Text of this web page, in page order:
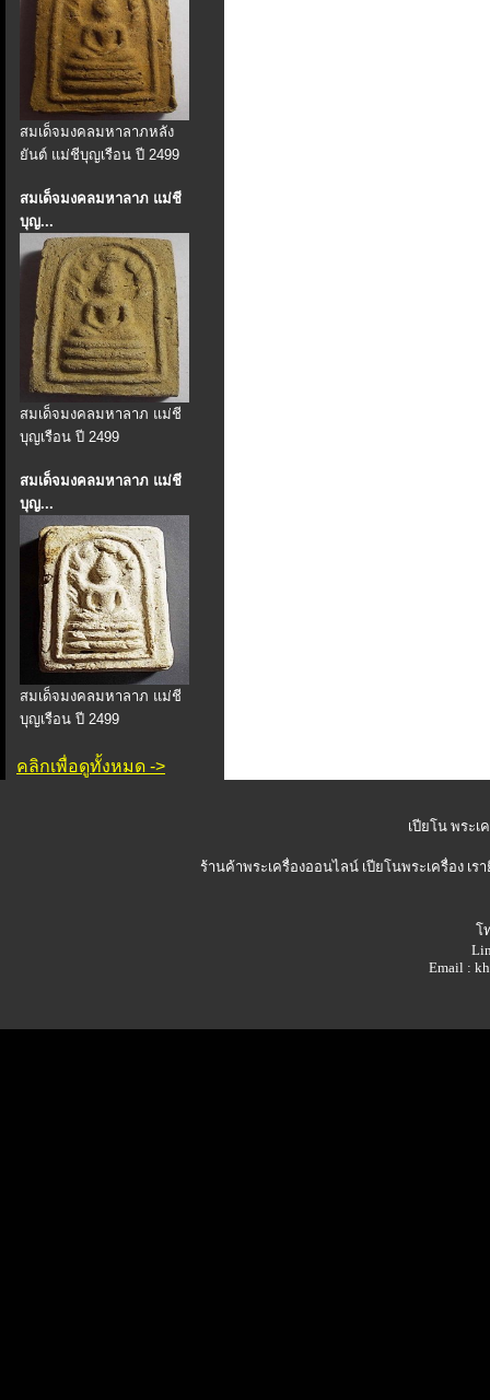
สมเด็จมงคลมหาลาภหลัง
ยันต์ แม่ชีบุญเรือน ปี 2499
สมเด็จมงคลมหาลาภ แม่ชี
บุญ...
สมเด็จมงคลมหาลาภ แม่ชี
บุญเรือน ปี 2499
สมเด็จมงคลมหาลาภ แม่ชี
บุญ...
สมเด็จมงคลมหาลาภ แม่ชี
บุญเรือน ปี 2499
คลิกเพื่อดูทั้งหมด ->
เปียโน พระเ
ร้านค้าพระเครื่องออนไลน์ เปียโนพระเครื่อง เ
โ
Email :